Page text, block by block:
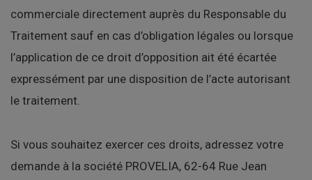
commerciale directement auprès du Responsable du
Traitement sauf en cas d’obligation légales ou lorsque
l’application de ce droit d’opposition ait été écartée
expressément par une disposition de l’acte autorisant
le traitement.
Si vous souhaitez exercer ces droits, adressez votre
demande à la société PROVELIA, 62-64 Rue Jean